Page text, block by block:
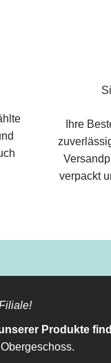
Ihre
verpackt
Produkte